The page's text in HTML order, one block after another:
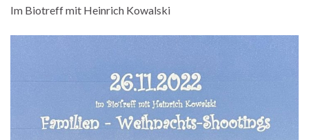
Im Biotreff mit Heinrich Kowalski